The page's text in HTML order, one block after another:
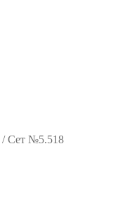
/Сет №5.518